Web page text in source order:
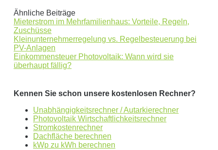
Ähnliche Beiträge
Mieterstrom im Mehrfamilienhaus: Vorteile, Regeln,
Zuschüsse
Kleinunternehmerregelung vs. Regelbesteuerung bei
PV-Anlagen
Einkommensteuer Photovoltaik: Wann wird sie
überhaupt fällig?
Kennen Sie schon unsere kostenlosen Rechner?
Unabhängigkeitsrechner / Autarkierechner
Photovoltaik Wirtschaftlichkeitsrechner
Stromkostenrechner
Dachfläche berechnen
kWp zu kWh berechnen